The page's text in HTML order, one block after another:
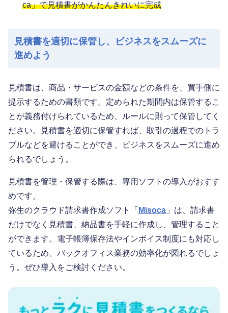
ca」で見積書がかんたんきれいに完成
見積書を適切に保管し、ビジネスをスムーズに
進めよう
見積書は、商品・サービスの金額などの条件を、買手側に
提示するための書類です。定められた期間内は保管するこ
とが義務付けられているため、ルールに則って保管してく
ださい。見積書を適切に保管すれば、取引の過程でのトラ
ブルなどを避けることができ、ビジネスをスムーズに進め
られるでしょう。
見積書を管理・保管する際は、専用ソフトの導入がおすす
めです。
弥生のクラウド請求書作成ソフト「 Misoca 」は、請求書
だけでなく見積書、納品書を手軽に作成し、管理すること
ができます。電子帳簿保存法やインボイス制度にも対応し
ているため、バックオフィス業務の効率化が図れるでしょ
う。ぜひ導入をご検討ください。